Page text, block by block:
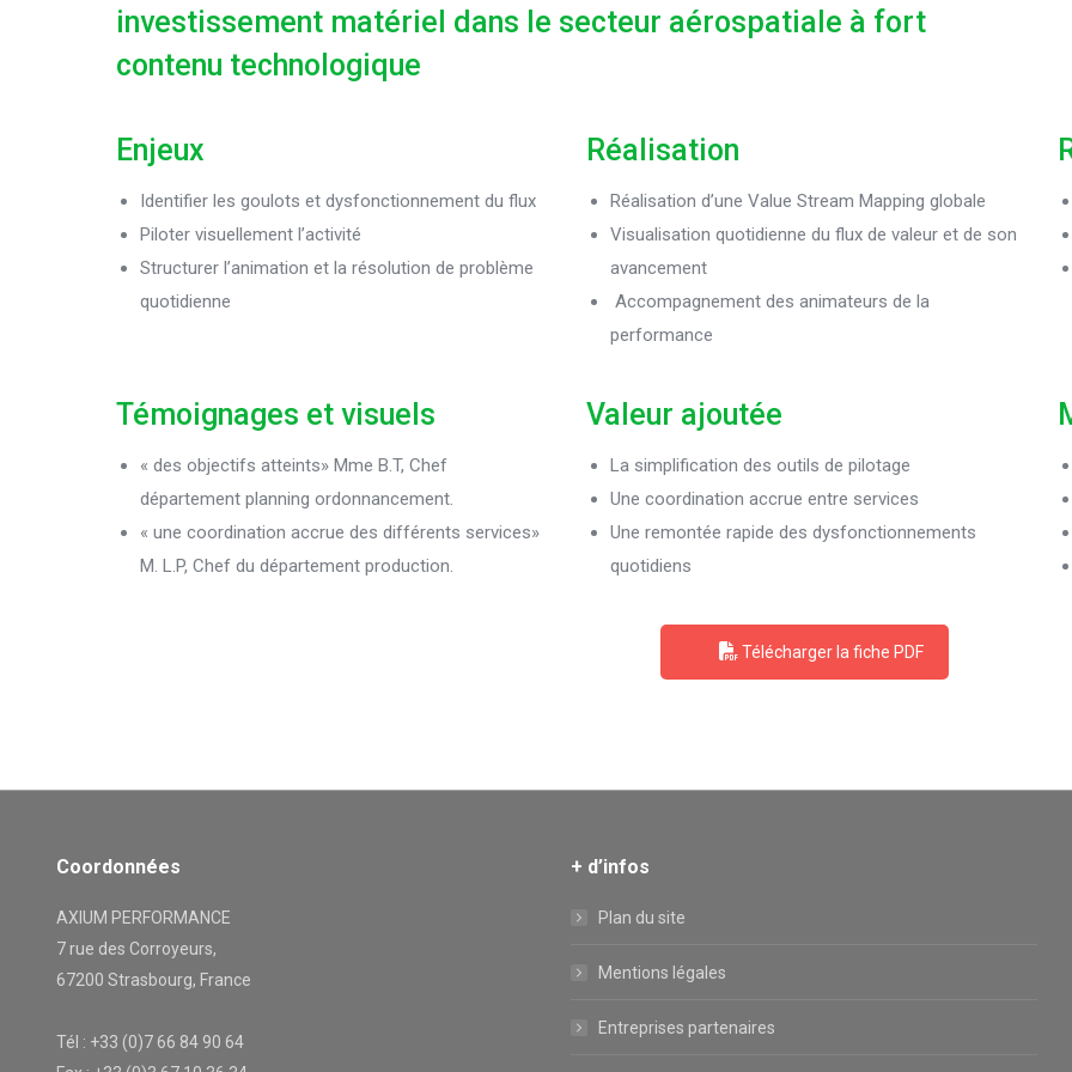
investissement matériel dans le secteur aérospatiale à fort
contenu technologique
Enjeux
Identifier les goulots et dysfonctionnement du flux
Piloter visuellement l’activité
Structurer l’animation et la résolution de problème
quotidienne
Réalisation
Réalisation d’une Value Stream Mapping globale
Visualisation quotidienne du flux de valeur et de son
avancement
Accompagnement des animateurs de la
performance
Témoignages et visuels
« des objectifs atteints» Mme B.T, Chef
département planning ordonnancement.
« une coordination accrue des différents services»
M. L.P, Chef du département production.
Valeur ajoutée
La simplification des outils de pilotage
Une coordination accrue entre services
Une remontée rapide des dysfonctionnements
quotidiens
Télécharger la fiche PDF
Coordonnées
AXIUM PERFORMANCE
7 rue des Corroyeurs,
67200 Strasbourg, France
Tél : +33 (0)7 66 84 90 64
+ d’infos
Plan du site
Mentions légales
Entreprises partenaires